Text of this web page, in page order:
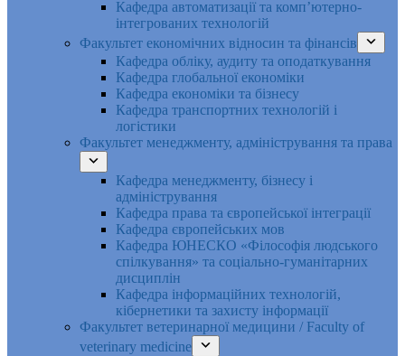
Кафедра автоматизації та комп’ютерно-
інтегрованих технологій
Факультет економічних відносин та фінансів
Кафедра обліку, аудиту та оподаткування
Кафедра глобальної економіки
Кафедра економіки та бізнесу
Кафедра транспортних технологій і
логістики
Факультет менеджменту, адміністрування та права
Кафедра менеджменту, бізнесу і
адміністрування
Кафедра права та європейської інтеграції
Кафедра європейських мов
Кафедра ЮНЕСКО «Філософія людського
спілкування» та соціально-гуманітарних
дисциплін
Кафедра інформаційних технологій,
кібернетики та захисту інформації
Факультет ветеринарної медицини / Faculty of
veterinary medicine